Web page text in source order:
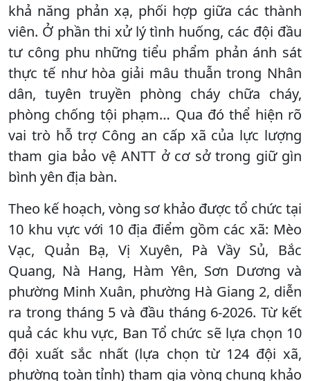
khả năng phản xạ, phối hợp giữa các thành
viên. Ở phần thi xử lý tình huống, các đội đầu
tư công phu những tiểu phẩm phản ánh sát
thực tế như hòa giải mâu thuẫn trong Nhân
dân, tuyên truyền phòng cháy chữa cháy,
phòng chống tội phạm… Qua đó thể hiện rõ
vai trò hỗ trợ Công an cấp xã của lực lượng
tham gia bảo vệ ANTT ở cơ sở trong giữ gìn
bình yên địa bàn.
Theo kế hoạch, vòng sơ khảo được tổ chức tại
10 khu vực với 10 địa điểm gồm các xã: Mèo
Vạc, Quản Bạ, Vị Xuyên, Pà Vầy Sủ, Bắc
Quang, Nà Hang, Hàm Yên, Sơn Dương và
phường Minh Xuân, phường Hà Giang 2, diễn
ra trong tháng 5 và đầu tháng 6-2026. Từ kết
quả các khu vực, Ban Tổ chức sẽ lựa chọn 10
đội xuất sắc nhất (lựa chọn từ 124 đội xã,
phường toàn tỉnh) tham gia vòng chung khảo